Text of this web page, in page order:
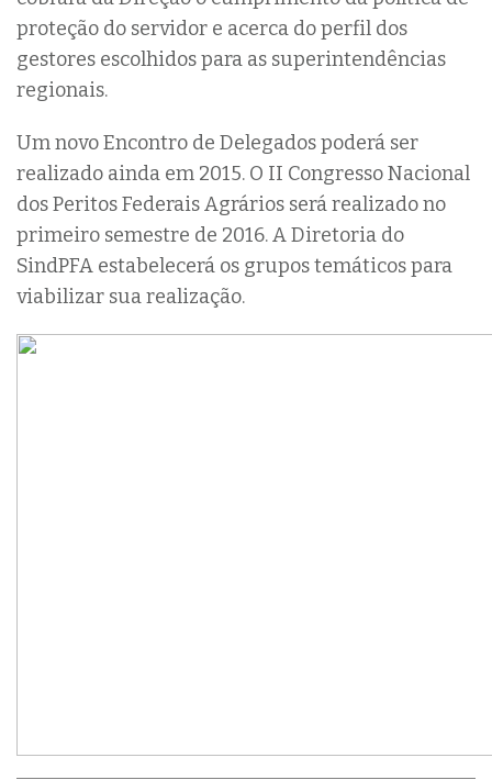
proteção do servidor e acerca do perfil dos
gestores escolhidos para as superintendências
regionais.
Um novo Encontro de Delegados poderá ser
realizado ainda em 2015. O II Congresso Nacional
dos Peritos Federais Agrários será realizado no
primeiro semestre de 2016. A Diretoria do
SindPFA estabelecerá os grupos temáticos para
viabilizar sua realização.